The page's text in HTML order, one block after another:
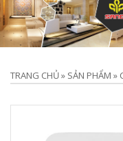
TRANG CHỦ» SẢN PHẨM »